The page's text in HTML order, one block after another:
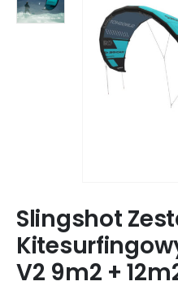
Slingshot
V2 9m2 +